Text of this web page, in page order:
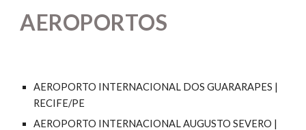
AEROPORTOS
AEROPORTO INTERNACIONAL DOS GUARARAPES |
RECIFE/PE
AEROPORTO INTERNACIONAL AUGUSTO SEVERO |